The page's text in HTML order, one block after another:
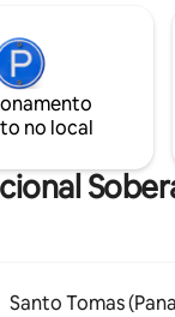
de
facilitar
no local
Santo Tomas